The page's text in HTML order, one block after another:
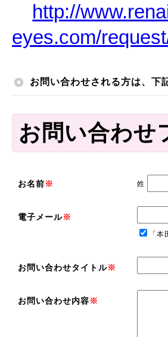
http://
eyes.com/
お問い合わせされる方は、下
お問い合わせ
お名前※ 姓
電子メール※
「
お問い合わせタイトル※
お問い合わせ内容※